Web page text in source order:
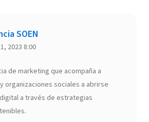
SOEN
2023 8:00
de marketing que acompaña a
organizaciones sociales a abrirse
a través de estrategias